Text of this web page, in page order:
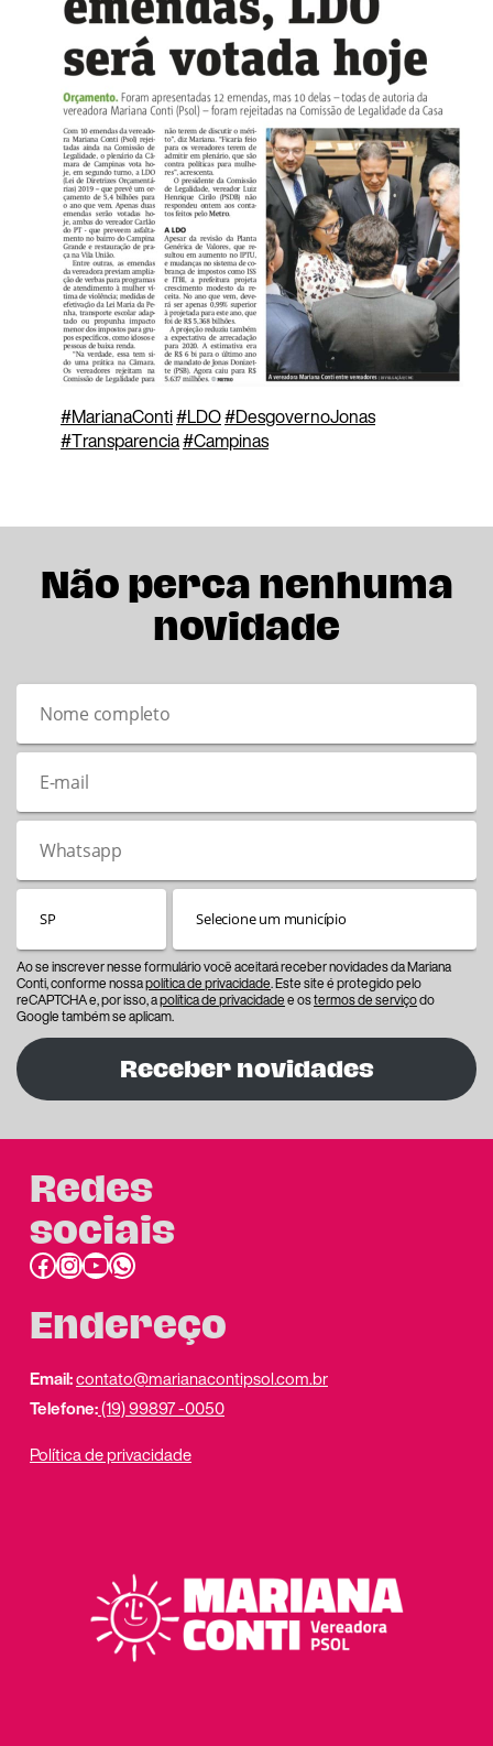
#MarianaConti#LDO#DesgovernoJonas
#Transparencia#Campinas
Não perca nenhuma
novidade
Ao se inscrever nesse formulário você aceitará receber novidades da Mariana
Conti, conforme nossapolítica de privacidade. Este site é protegido pelo
reCAPTCHA e, por isso, apolítica de privacidadee ostermos de serviçodo
Google também se aplicam.
Receber novidades
Redes
sociais
Facebook InstagramYoutube link do whatsapp
Endereço
Email:contato@marianacontipsol.com.br
Telefone:(19) 99897 -0050
Política de privacidade